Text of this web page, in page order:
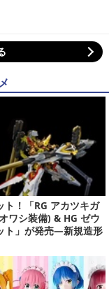
ト！「RG アカツキガ
ワシ装備) & HG ゼウ
ト」が発売―新規造形
パーツも付属